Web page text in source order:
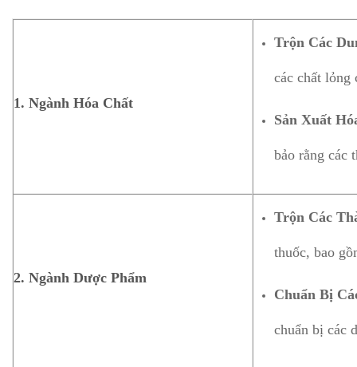
1. Ngành Hóa Chất
Trộn Các
các chất lỏng
Sản Xuất
bảo rằng các
2. Ngành Dược Phẩm
Trộn Các
thuốc, bao
Chuẩn Bị
chuẩn bị các